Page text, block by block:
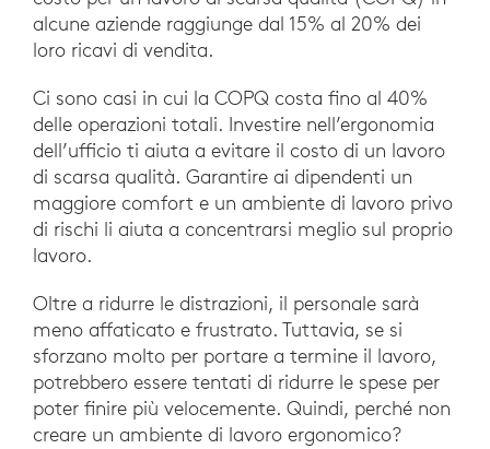
alcune aziende raggiunge dal 15% al 20% dei
loro ricavi di vendita.
Ci sono casi in cui la COPQ costa fino al 40%
delle operazioni totali. Investire nell’ergonomia
dell’ufficio ti aiuta a evitare il costo di un lavoro
di scarsa qualità. Garantire ai dipendenti un
maggiore comfort e un ambiente di lavoro privo
di rischi li aiuta a concentrarsi meglio sul proprio
lavoro.
Oltre a ridurre le distrazioni, il personale sarà
meno affaticato e frustrato. Tuttavia, se si
sforzano molto per portare a termine il lavoro,
potrebbero essere tentati di ridurre le spese per
poter finire più velocemente. Quindi, perché non
creare un ambiente di lavoro ergonomico?